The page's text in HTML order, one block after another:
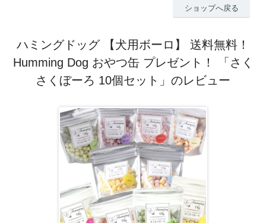
ショップへ戻る
ハミングドッグ 【犬用ボーロ】 送料無料！
Humming Dog おやつ缶 プレゼント！ 「さく
さくぼーろ 10個セット」のレビュー